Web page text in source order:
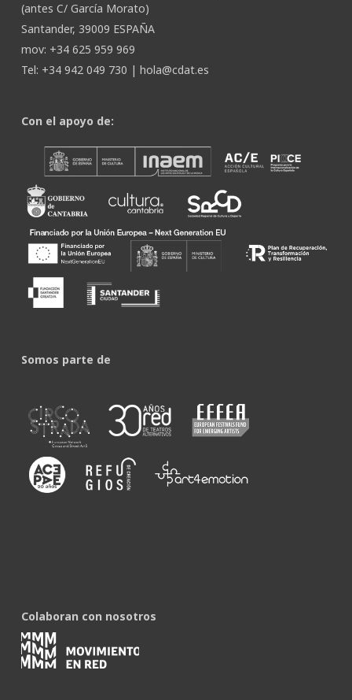
(antes C/ García Morato)
Santander, 39009 ESPAÑA
mov: +34 625 959 969
Tel: +34 942 049 730 | hola@cdat.es
Con el apoyo de:
Somos parte de
Colaboran con nosotros